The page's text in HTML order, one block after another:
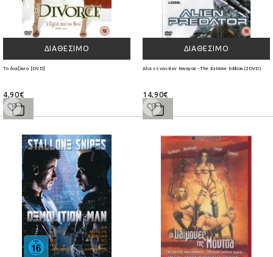
ΔΙΑΘΈΣΙΜΟ
Το διαζύγιο [DVD]
4,90€
ΔΙΑΘΈΣΙΜΟ
Αλιεν εναντίον Κυνηγού - The Extrime Edition (2DVD)
14,90€